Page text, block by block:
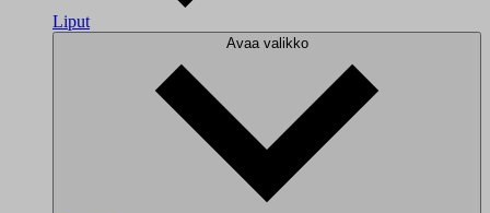
Liput
Avaa valikko